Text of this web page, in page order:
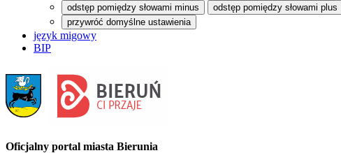
odstęp pomiędzy słowami minus
odstęp pomiędzy słowami plus
przywróć domyślne ustawienia
język migowy
BIP
Oficjalny portal miasta Bierunia